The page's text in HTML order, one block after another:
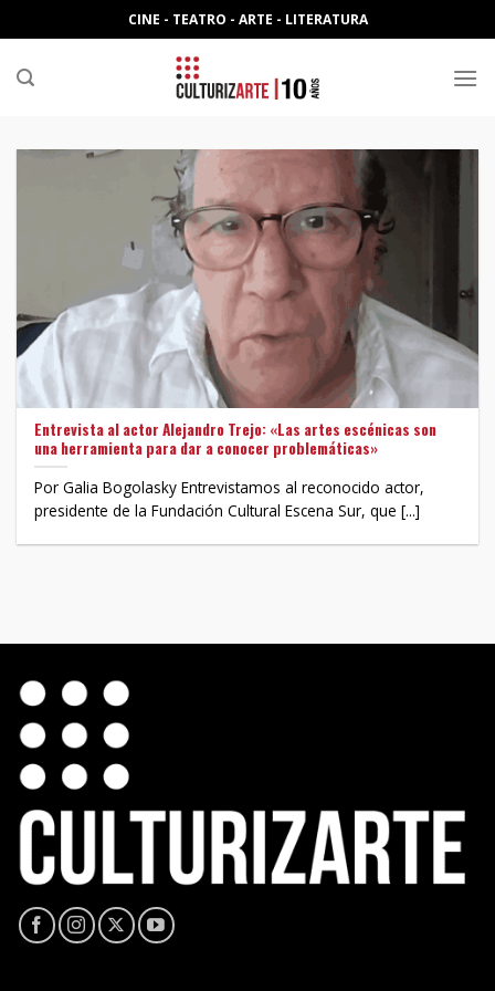
to
content
CINE - TEATRO - ARTE - LITERATURA
Entrevista al actor Alejandro Trejo: «Las artes escénicas son
una herramienta para dar a conocer problemáticas»
Por Galia Bogolasky Entrevistamos al reconocido actor,
presidente de la Fundación Cultural Escena Sur, que [...]